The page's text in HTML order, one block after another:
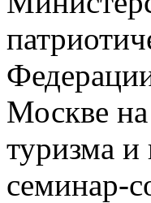
Москве
туризма
семинар-